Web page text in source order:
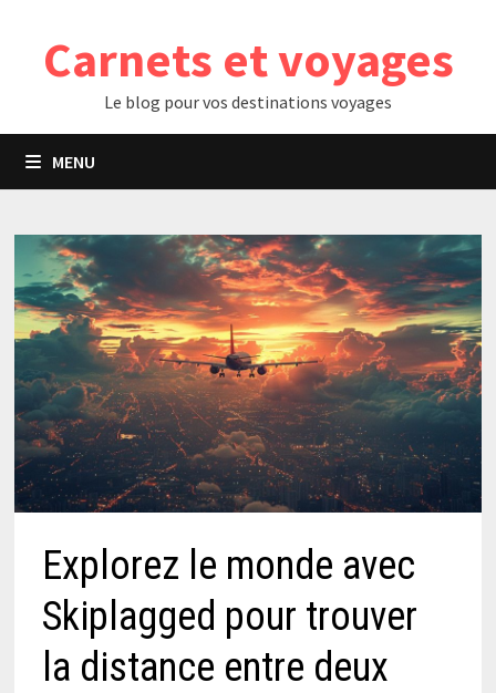
contenuCarnets et voyages
Le blog pour vos destinations voyages
MENU
Explorez le monde avec
Skiplagged pour trouver
la distance entre deux